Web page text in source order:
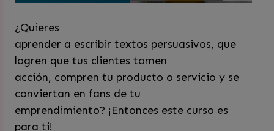
¿Quieres
aprender a escribir textos persuasivos, que
logren que tus clientes tomen
acción, compren tu producto o servicio y se
conviertan en fans de tu
emprendimiento? ¡Entonces este curso es
para ti!